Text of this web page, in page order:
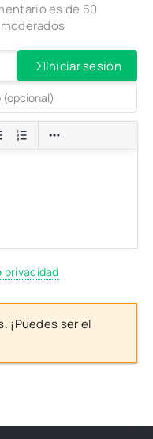
es de 50
Iniciar sesión
privacidad
¡Puedes ser el